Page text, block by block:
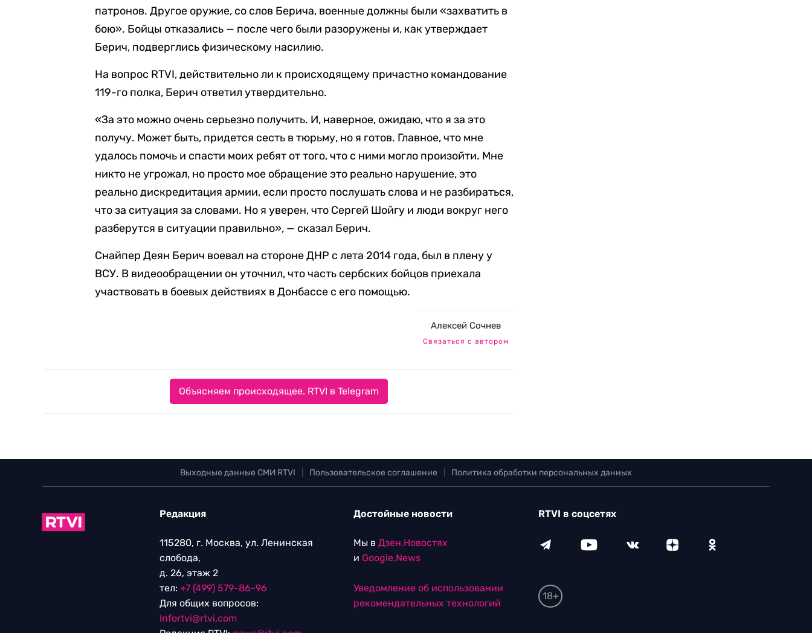
патронов. Другое оружие, со слов Берича, военные должны были «захватить в
бою». Бойцы отказались — после чего были разоружены и, как утверждает
Берич, подверглись физическому насилию.
На вопрос RTVI, действительно ли к происходящему причастно командование
119-го полка, Берич ответил утвердительно.
«За это можно очень серьезно получить. И, наверное, ожидаю, что я за это
получу. Может быть, придется сесть в тюрьму, но я готов. Главное, что мне
удалось помочь и спасти моих ребят от того, что с ними могло произойти. Мне
никто не угрожал, но просто мое обращение это реально нарушение, это
реально дискредитация армии, если просто послушать слова и не разбираться,
что за ситуация за словами. Но я уверен, что Сергей Шойгу и люди вокруг него
разберутся в ситуации правильно», — сказал Берич.
Снайпер Деян Берич воевал на стороне ДНР с лета 2014 года, был в плену у
ВСУ. В видеообращении он уточнил, что часть сербских бойцов приехала
участвовать в боевых действиях в Донбассе с его помощью.
Алексей Сочнев
Связаться с автором
Объясняем происходящее. RTVI в Telegram
Выходные данные СМИ RTVI Пользовательское соглашение Политика обработки персональных данных
Редакция
115280, г. Москва, ул. Ленинская
слобода,
д. 26, этаж 2
тел: +7 (499) 579-86-96
Для общих вопросов:
Infortvi@rtvi.com
Достойные новости
Мы в Дзен.Новостях
и Google.News
Уведомление об использовании
рекомендательных технологий
RTVI в соцсетях
18+